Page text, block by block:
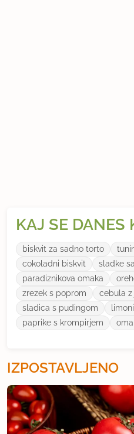
KAJ SE DANES
biskvit za sadno torto
cokoladni biskvit
sladke
paradiznikova omaka
zrezek s poprom
cebula z
sladica s pudingom
paprike s krompirjem
IZPOSTAVLJENO